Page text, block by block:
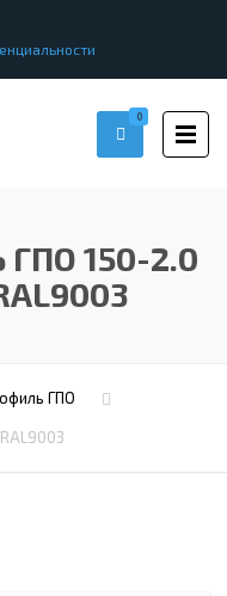
0
150-2.0
ГПО